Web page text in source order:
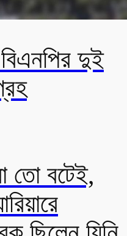
বিএনপির দুই
তো বটেই,